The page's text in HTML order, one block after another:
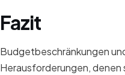
Fazit
Budgetbeschränkungen
Herausforderungen, denen